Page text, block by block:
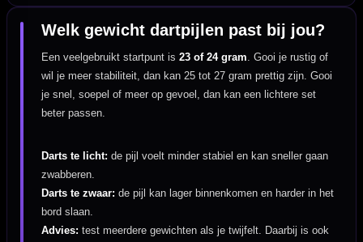
Welk gewicht dartpijlen past bij jou?
Een veelgebruikt startpunt is23 of 24 gram. Gooi je rustig of
wil je meer stabiliteit, dan kan 25 tot 27 gram prettig zijn. Gooi
je snel, soepel of meer op gevoel, dan kan een lichtere set
beter passen.
Darts te licht: de pijl voelt minder stabiel en kan sneller gaan
zwabberen.
Darts te zwaar: de pijl kan lager binnenkomen en harder in het
bord slaan.
Advies: test meerdere gewichten als je twijfelt. Daarbij is ook